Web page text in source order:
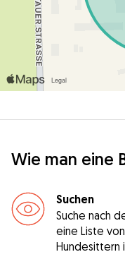
Wie man eine
Suchen
Suche nach
eine Liste
Hundesittern